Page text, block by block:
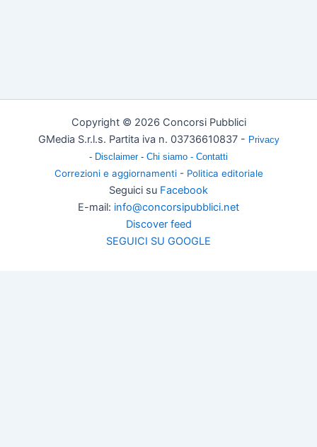
Copyright © 2026 Concorsi Pubblici
GMedia S.r.l.s. Partita iva n. 03736610837 - Privacy
- Disclaimer - Chi siamo - Contatti
Correzioni e aggiornamenti- Politica editoriale
Seguici su Facebook
E-mail: info@concorsipubblici.net
Discover feed
SEGUICI SU GOOGLE